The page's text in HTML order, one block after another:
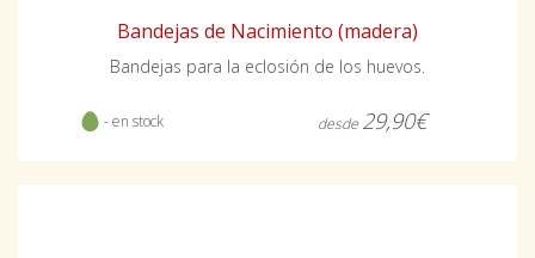
Bandejas de Nacimiento (madera)
Bandejas para la eclosión de los huevos.
- en stock desde 29,90€